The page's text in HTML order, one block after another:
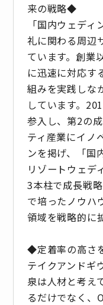
来の戦略◆
「国内ウェデ
礼に関わる周辺
ています。創業
に迅速に対応す
組みを実践しな
しています。
参入し、第2の
ティ産業にイノ
ンを掲げ、「国
リゾートウェデ
3本柱で成長戦
で培ったノウハ
領域を戦略的に
◆定着率の高さ
テイクアンドギ
泉は人材と考え
るだけでなく、